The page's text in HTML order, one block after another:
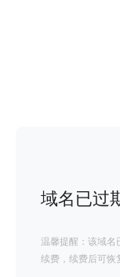
域名已过
温馨提醒：该域名
续费，续费后可恢